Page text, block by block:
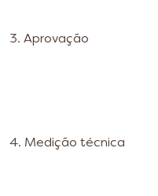
3. Aprovação
4. Medição técnica